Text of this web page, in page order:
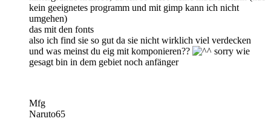
kein geeignetes programm und mit gimp kann ich nicht
umgehen)
das mit den fonts
also ich find sie so gut da sie nicht wirklich viel verdecken
und was meinst du eig mit komponieren??
sorry wie
gesagt bin in dem gebiet noch anfänger
Mfg
Naruto65